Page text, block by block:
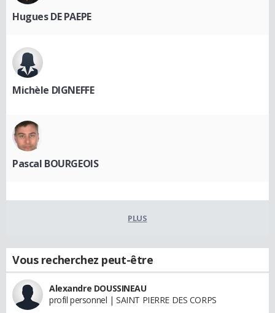
Hugues DE PAEPE
Michèle DIGNEFFE
Pascal BOURGEOIS
PLUS
Vous recherchez peut-être
Alexandre DOUSSINEAU
profil personnel | SAINT PIERRE DES CORPS